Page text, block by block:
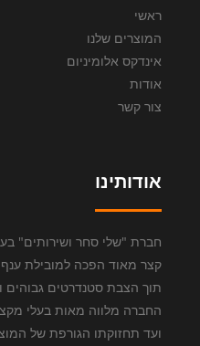
ראשי
המוצרים שלנו
אינדקס אלומיניום
אודות
צור קשר
אודותינו
קצר מאוד הפכה למובילת ענף
תוך הצבת סטנדרטים גבוהים
החברה מלווה מאות בעלי
ועד תחזוקתו הגורפת של